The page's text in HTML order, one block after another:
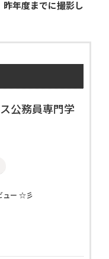
なたでも大歓迎！お
加も歓迎です。学
ンバスのお手伝いを
な開催内容特別イベント まずは...
年度までに撮影し
公務員専門学
ュー ☆彡